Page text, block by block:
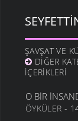
25 OCAK
METINE
17 OCAK
HALA OĞLU
NE OLUR
20 ARALIK
ŞAVŞAT VE
DIĞER
İÇERIKLERI
O BIR
ÖYKÜLER -